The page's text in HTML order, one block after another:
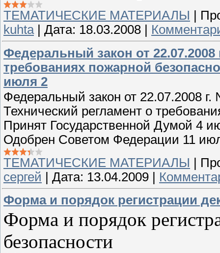
ТЕМАТИЧЕСКИЕ МАТЕРИАЛЫ
kuhta| Дата: 18.03.2008
Федеральный закон от
требованиях пожарной
июля 2
Федеральный закон от 22.07.2008
Технический регламент о
Принят Государственной Думой 4
Одобрен Советом Федерации 11
ТЕМАТИЧЕСКИЕ МАТЕРИАЛЫ |
сергей | Дата: 13.04.2009 |
Форма и порядок регистрации
Форма и порядок
безопасности